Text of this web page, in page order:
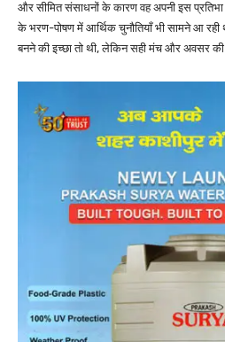
और सीमित संसाधनों के कारण वह अपनी इस प्रतिभा
के भरण-पोषण में आर्थिक चुनौतियाँ भी सामने आ
बनने की इच्छा तो थी, लेकिन सही मंच और अवसर